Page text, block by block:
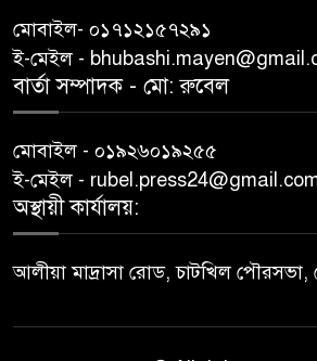
মোবাইল- ০১৭১২১৫৭২৯১
ই-মেইল -
বার্তা সম্পাদক - মো: রু‌বেল
মোবাইল - ০১৯২৬০১৯২৫৫
ই-মেইল -
অস্থায়ী কার্যালয়:
আলীয়া মাদ্রাসা রোড, চাটখিল পৌরসভা,